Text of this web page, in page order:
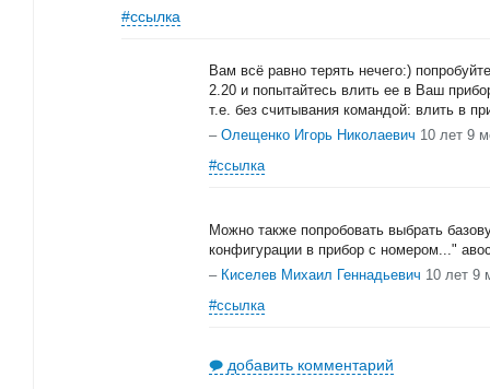
#ссылка
Вам всё равно терять нечего:)
2.20 и попытайтесь влить ее в Ваш
т.е. без считывания командой: влить в
– Олещенко Игорь Николаевич 10 лет 9
#ссылка
Можно также попробовать выбрать
конфигурации в прибор с номером..."
– Киселев Михаил Геннадьевич 10 лет 9
#ссылка
добавить комментарий